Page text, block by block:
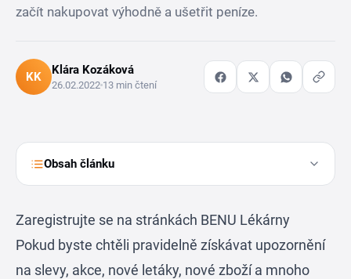
začít nakupovat výhodně a ušetřit peníze.
KK Klára Kozáková
26.02.2022 13 min čtení
Obsah článku
Zaregistrujte se na stránkách BENU Lékárny
Pokud byste chtěli pravidelně získávat upozornění
na slevy, akce, nové letáky, nové zboží a mnoho